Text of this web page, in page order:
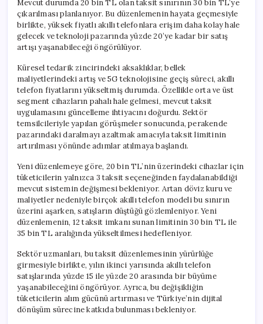
Mevcut durumda 20 bin TL olan taksit sınırının 30 bin TL’ye
çıkarılması planlanıyor. Bu düzenlemenin hayata geçmesiyle
birlikte, yüksek fiyatlı akıllı telefonlara erişim daha kolay hale
gelecek ve teknoloji pazarında yüzde 20’ye kadar bir satış
artışı yaşanabileceği öngörülüyor.
Küresel tedarik zincirindeki aksaklıklar, bellek
maliyetlerindeki artış ve 5G teknolojisine geçiş süreci, akıllı
telefon fiyatlarını yükseltmiş durumda. Özellikle orta ve üst
segment cihazların pahalı hale gelmesi, mevcut taksit
uygulamasını güncelleme ihtiyacını doğurdu. Sektör
temsilcileriyle yapılan görüşmeler sonucunda, perakende
pazarındaki daralmayı azaltmak amacıyla taksit limitinin
artırılması yönünde adımlar atılmaya başlandı.
Yeni düzenlemeye göre, 20 bin TL’nin üzerindeki cihazlar için
tüketicilerin yalnızca 3 taksit seçeneğinden faydalanabildiği
mevcut sistemin değişmesi bekleniyor. Artan döviz kuru ve
maliyetler nedeniyle birçok akıllı telefon modeli bu sınırın
üzerini aşarken, satışların düştüğü gözlemleniyor. Yeni
düzenlemenin, 12 taksit imkanı sunan limitinin 30 bin TL ile
35 bin TL aralığında yükseltilmesi hedefleniyor.
Sektör uzmanları, bu taksit düzenlemesinin yürürlüğe
girmesiyle birlikte, yılın ikinci yarısında akıllı telefon
satışlarında yüzde 15 ile yüzde 20 arasında bir büyüme
yaşanabileceğini öngörüyor. Ayrıca, bu değişikliğin
tüketicilerin alım gücünü artırması ve Türkiye’nin dijital
dönüşüm sürecine katkıda bulunması bekleniyor.